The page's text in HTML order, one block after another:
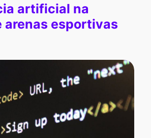
artificial na
arenas esportivas